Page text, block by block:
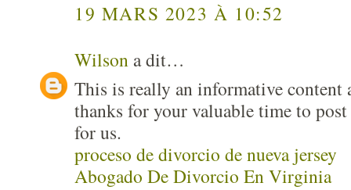
19 MARS 2023 À 10:52
Wilson a dit…
This is really an informative
thanks for your valuable time to
for us.
proceso de divorcio de nueva jersey
Abogado De Divorcio En Virginia